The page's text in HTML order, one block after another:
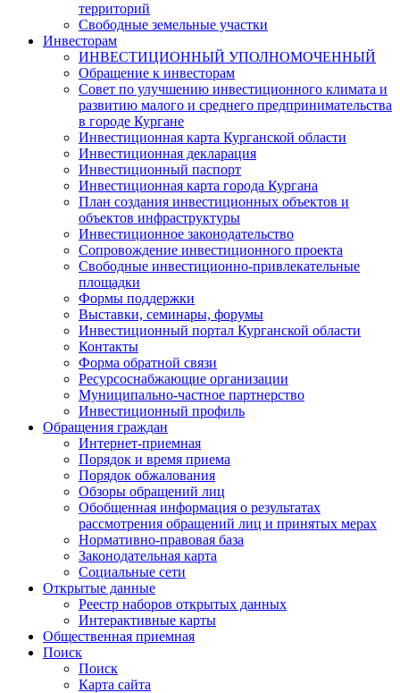
территорий
Свободные земельные участки
Инвесторам
ИНВЕСТИЦИОННЫЙ УПОЛНОМОЧЕННЫЙ
Обращение к инвесторам
Совет по улучшению инвестиционного климата и
развитию малого и среднего предпринимательства
в городе Кургане
Инвестиционная карта Курганской области
Инвестиционная декларация
Инвестиционный паспорт
Инвестиционная карта города Кургана
План создания инвестиционных объектов и
объектов инфраструктуры
Инвестиционное законодательство
Сопровождение инвестиционного проекта
Свободные инвестиционно-привлекательные
площадки
Формы поддержки
Выставки, семинары, форумы
Инвестиционный портал Курганской области
Контакты
Форма обратной связи
Ресурсоснабжающие организации
Муниципально-частное партнерство
Инвестиционный профиль
Обращения граждан
Интернет-приемная
Порядок и время приема
Порядок обжалования
Обзоры обращений лиц
Обобщенная информация о результатах
рассмотрения обращений лиц и принятых мерах
Нормативно-правовая база
Законодательная карта
Социальные сети
Открытые данные
Реестр наборов открытых данных
Интерактивные карты
Общественная приемная
Поиск
Поиск
Карта сайта